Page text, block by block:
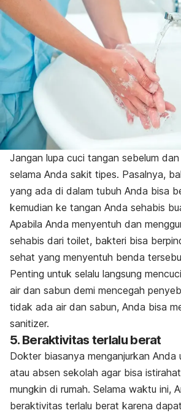
Jangan lupa cuci tangan sebelum
selama Anda sakit tipes. Pasalnya,
yang ada di dalam tubuh Anda bisa
kemudian ke tangan Anda sehabis
Apabila Anda menyentuh dan
sehabis dari toilet, bakteri bisa
sehat yang menyentuh benda
Penting untuk selalu langsung
air dan sabun demi mencegah
tidak ada air dan sabun, Anda bisa
sanitizer.
5. Beraktivitas terlalu berat
Dokter biasanya menganjurkan Anda
atau absen sekolah agar bisa
mungkin di rumah. Selama waktu ini,
beraktivitas terlalu berat karena